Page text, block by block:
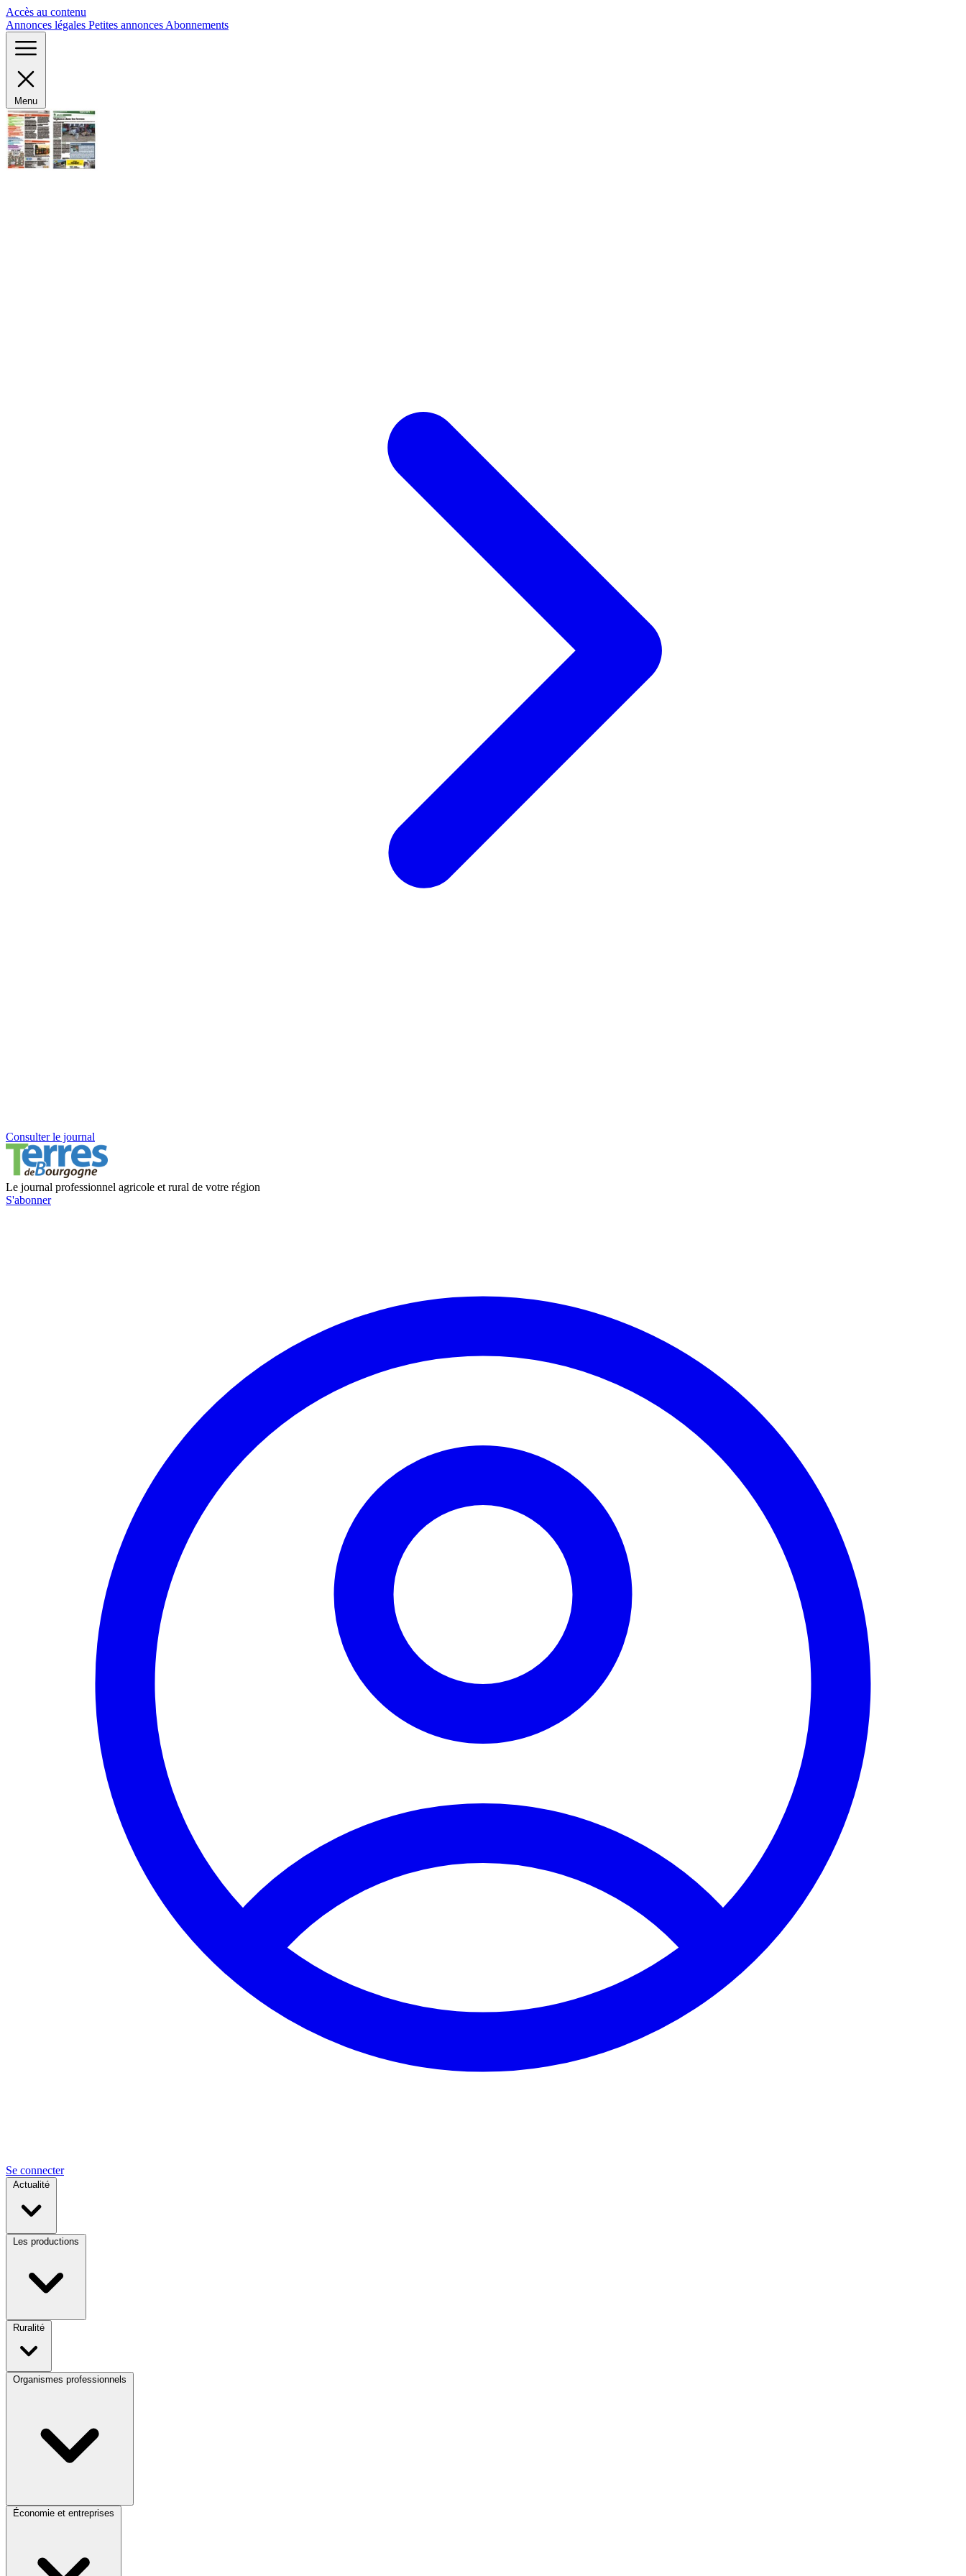
Accès au contenu
Annonces légales Petites annonces Abonnements
Menu
Consulter le journal
Le journal professionnel agricole et rural de votre région
S'abonner
Se connecter
Actualité
Les productions
Ruralité
Organismes professionnels
Économie et entreprises
Panneau de gestion des cookies